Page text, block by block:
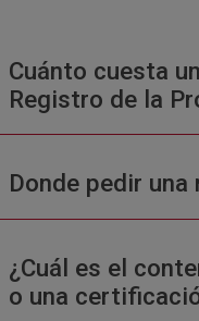
Cuánto cuesta
Registro de la
Donde pedir
¿Cuál es el
o una